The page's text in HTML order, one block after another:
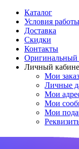
Каталог
Условия работы
Доставка
Скидки
Контакты
Оригинальный
Личный
Мои
Личные
Мои
Мои
Мои